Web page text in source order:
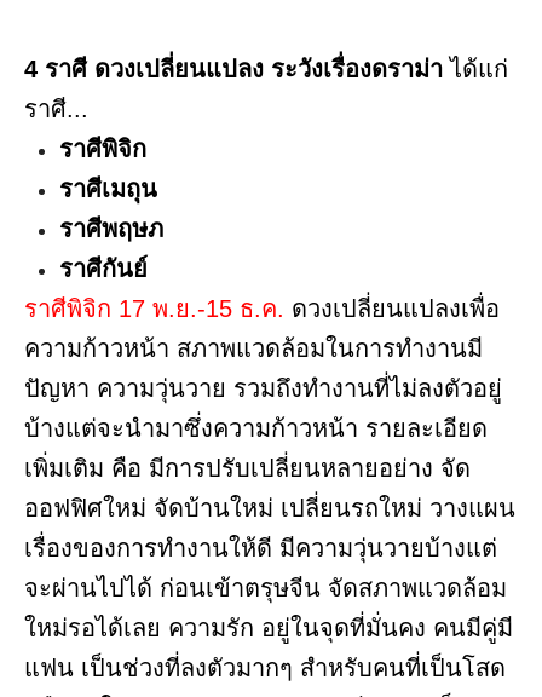
4 ราศี ดวงเปลี่ยนแปลง ระวังเรื่องดราม่าได้แก่
ราศี...
ราศีพิจิก
ราศีเมถุน
ราศีพฤษภ
ราศีกันย์
ราศีพิจิก 17 พ.ย.-15 ธ.ค. ดวงเปลี่ยนแปลงเพื่อ
ความก้าวหน้า สภาพแวดล้อมในการทำงานมี
ปัญหา ความวุ่นวาย รวมถึงทำงานที่ไม่ลงตัวอยู่
บ้างแต่จะนำมาซึ่งความก้าวหน้า รายละเอียด
เพิ่มเติม คือ มีการปรับเปลี่ยนหลายอย่าง จัด
ออฟฟิศใหม่ จัดบ้านใหม่ เปลี่ยนรถใหม่ วางแผน
เรื่องของการทำงานให้ดี มีความวุ่นวายบ้างแต่
จะผ่านไปได้ ก่อนเข้าตรุษจีน จัดสภาพแวดล้อม
ใหม่รอได้เลย ความรัก อยู่ในจุดที่มั่นคง คนมีคู่มี
แฟน เป็นช่วงที่ลงตัวมากๆ สำหรับคนที่เป็นโสด